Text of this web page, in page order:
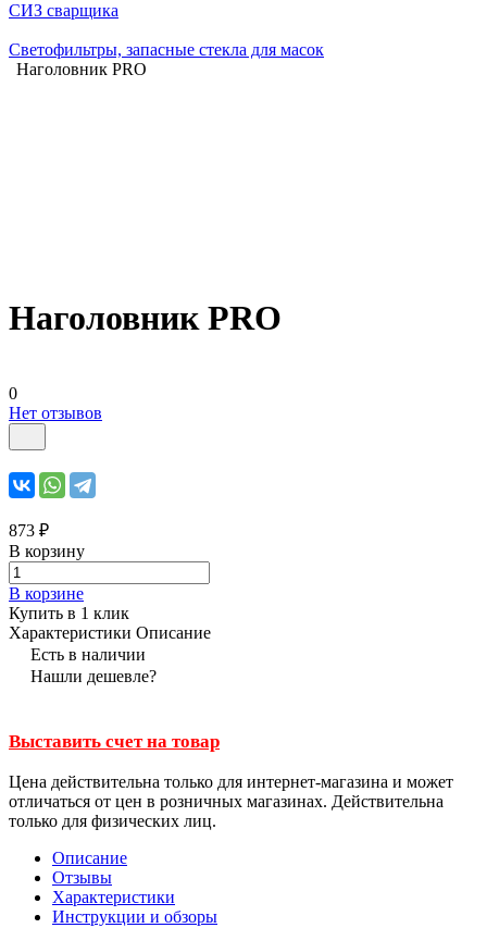
СИЗ сварщика
Светофильтры, запасные стекла для масок
Наголовник PRO
Наголовник PRO
0
Нет отзывов
873 ₽
В корзину
В корзине
Купить в 1 клик
Характеристики Описание
Есть в наличии
Нашли дешевле?
Выставить счет на товар
Цена действительна только для интернет-магазина и может
отличаться от цен в розничных магазинах. Действительна
только для физических лиц.
Описание
Отзывы
Характеристики
Инструкции и обзоры